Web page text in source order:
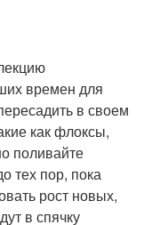
времен для
в своем
как флоксы,
поливайте
тех пор, пока
рост новых,
в спячку